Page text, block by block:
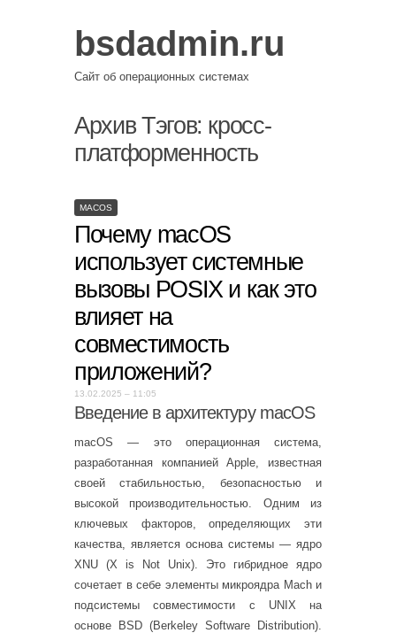
bsdadmin.ru
Сайт об операционных системах
Архив Тэгов: кросс-
платформенность
MACOS
Почему macOS
использует системные
вызовы POSIX и как это
влияет на
совместимость
приложений?
13.02.2025 – 11:05
Введение в архитектуру macOS
macOS — это операционная система,
разработанная компанией Apple, известная
своей стабильностью, безопасностью и
высокой производительностью. Одним из
ключевых факторов, определяющих эти
качества, является основа системы — ядро
XNU (X is Not Unix). Это гибридное ядро
сочетает в себе элементы микроядра Mach и
подсистемы совместимости с UNIX на
основе BSD (Berkeley Software Distribution).